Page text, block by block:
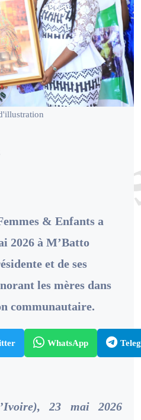
& Enfants a
2026 à M’Batto
et de ses
les mères dans
communautaire.
WhatsApp
23 mai 2026